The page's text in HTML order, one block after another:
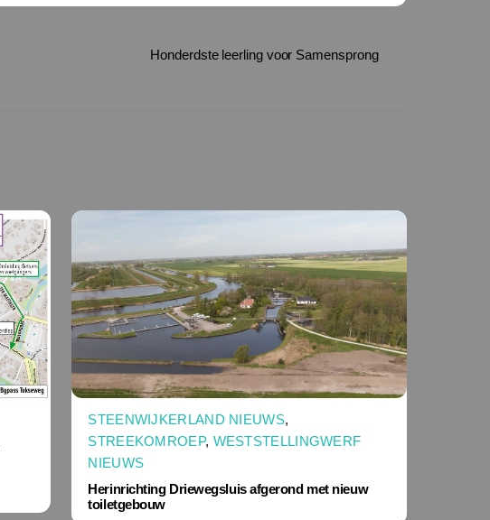
Honderdste leerling voor Samensprong
STEENWIJKERLAND NIEUWS,
STREEKOMROEP, WESTSTELLINGWERF
NIEUWS
Herinrichting Driewegsluis afgerond met nieuw
toiletgebouw